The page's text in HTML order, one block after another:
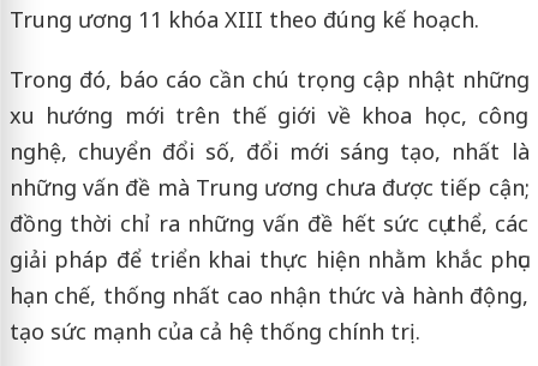
Trung ương 11 khóa XIII theo đúng kế hoạch.
Trong đó, báo cáo cần chú trọng cập nhật những
xu hướng mới trên thế giới về khoa học, công
nghệ, chuyển đổi số, đổi mới sáng tạo, nhất là
những vấn đề mà Trung ương chưa được tiếp cận;
đồng thời chỉ ra những vấn đề hết sức cụ thể, các
giải pháp để triển khai thực hiện nhằm khắc phục
hạn chế, thống nhất cao nhận thức và hành động,
tạo sức mạnh của cả hệ thống chính trị.